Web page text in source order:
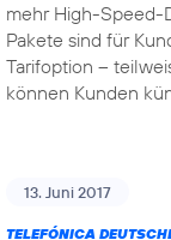
mehr High-Speed-
Pakete sind für
Tarifoption –
können Kunden
13. Juni 2017
TELEFÓNICA